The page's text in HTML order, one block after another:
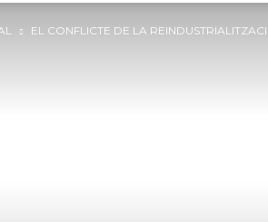
EL CONFLICTE DE LA